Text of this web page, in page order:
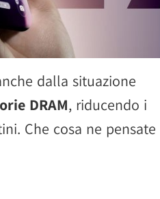
dalla situazione
DRAM, riducendo i
Che cosa ne pensate